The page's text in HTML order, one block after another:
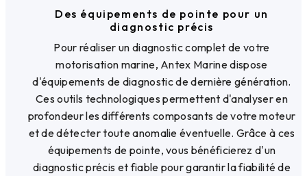
Des équipements de pointe pour un
diagnostic précis
Pour réaliser un diagnostic complet de votre
motorisation marine, Antex Marine dispose
d'équipements de diagnostic de dernière génération.
Ces outils technologiques permettent d'analyser en
profondeur les différents composants de votre moteur
et de détecter toute anomalie éventuelle. Grâce à ces
équipements de pointe, vous bénéficierez d'un
diagnostic précis et fiable pour garantir la fiabilité de